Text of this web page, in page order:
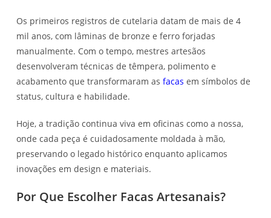
Os primeiros registros de cutelaria datam de mais de 4
mil anos, com lâminas de bronze e ferro forjadas
manualmente. Com o tempo, mestres artesãos
desenvolveram técnicas de têmpera, polimento e
acabamento que transformaram asfacas em símbolos de
status, cultura e habilidade.
Hoje, a tradição continua viva em oficinas como a nossa,
onde cada peça é cuidadosamente moldada à mão,
preservando o legado histórico enquanto aplicamos
inovações em design e materiais.
Por Que Escolher Facas Artesanais?